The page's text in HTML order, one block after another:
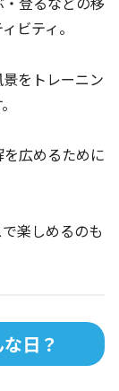
ビティ。
をトレーニン
広めるために
楽しめるのも
日？